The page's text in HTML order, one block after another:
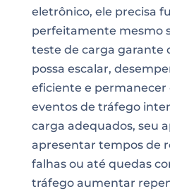
eletrônico, ele precisa
perfeitamente mesmo
teste de carga garante
possa escalar,
eficiente e
eventos de tráfego
carga adequados, seu
apresentar tempos de
falhas ou até quedas
tráfego aumentar